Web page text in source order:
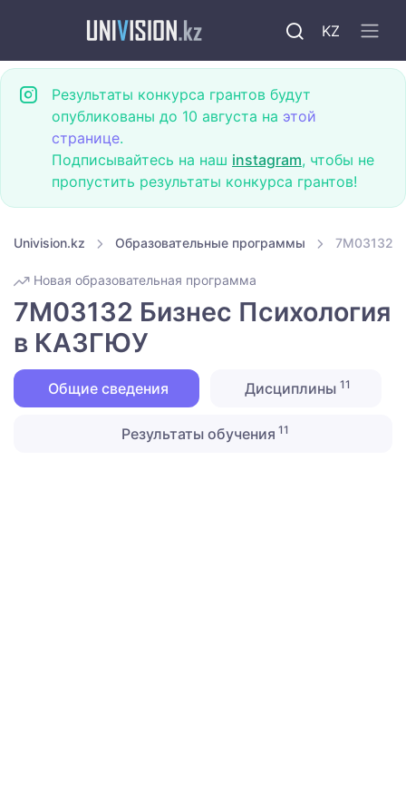
KZ
Результаты конкурса грантов будут
опубликованы до 10 августа на этой
странице.
Подписывайтесь на наш instagram, чтобы не
пропустить результаты конкурса грантов!
Univision.kz Образовательные программы 7M03132
Новая образовательная программа
7M03132 Бизнес Психология
в КАЗГЮУ
Общие сведения Дисциплины 11
Результаты обучения 11